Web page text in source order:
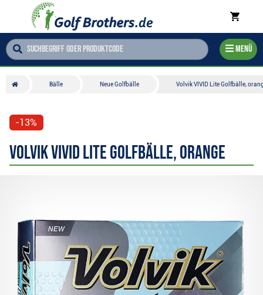
Menü
Bälle Neue Golfbälle Volvik VIVID Lite Golfbälle,
-13%
Volvik VIVID Lite Golfbälle, orange